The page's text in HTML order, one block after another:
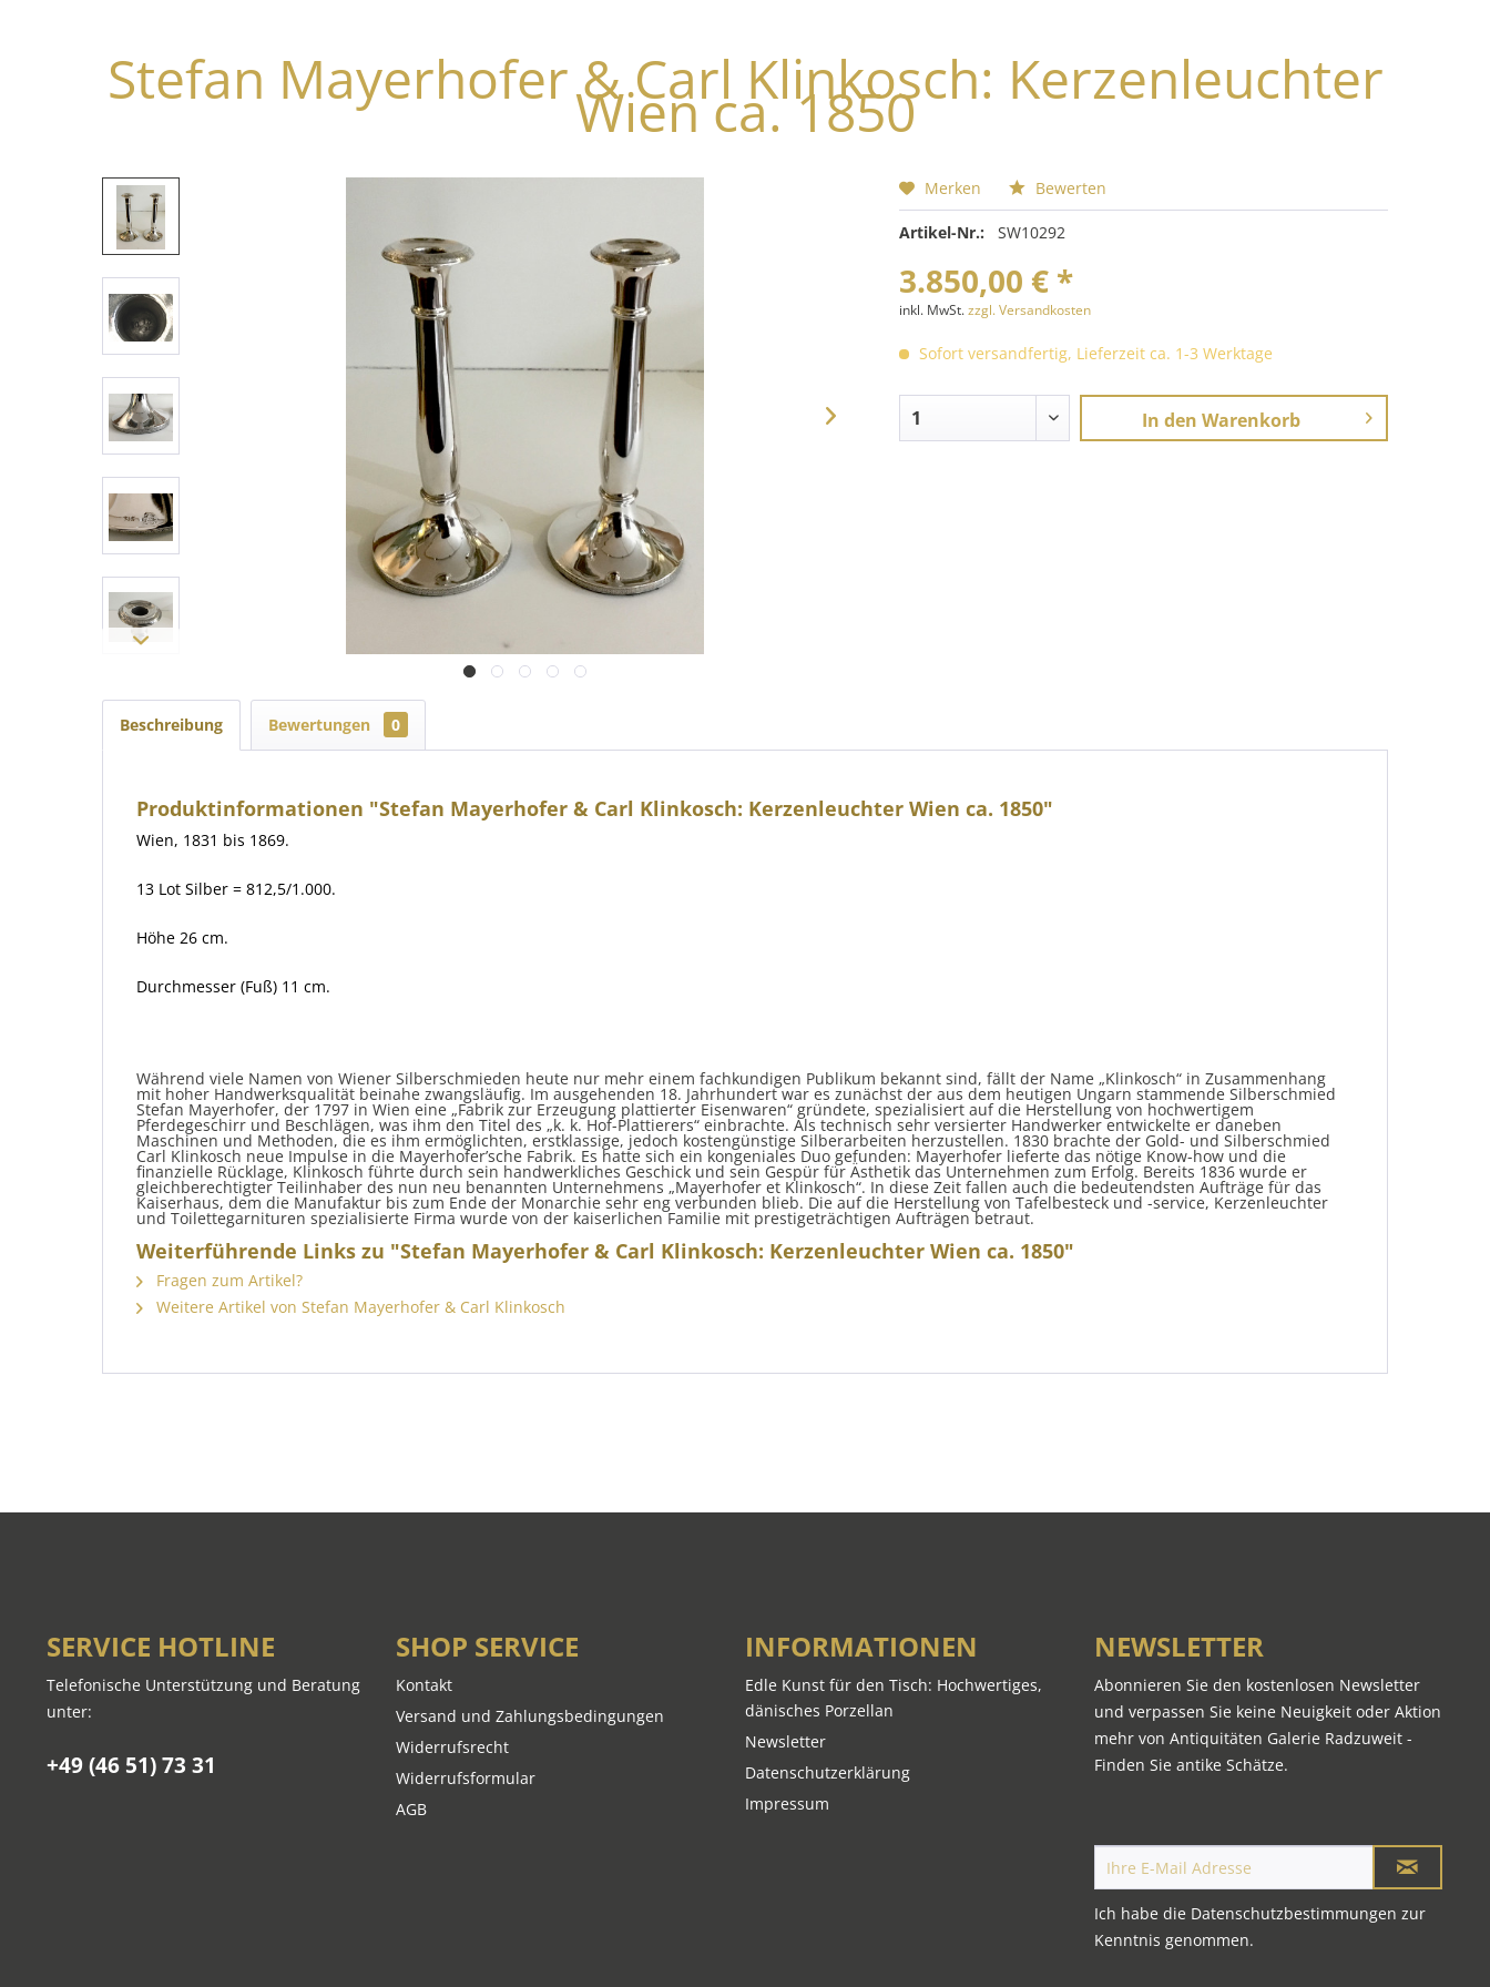
Stefan Mayerhofer & Carl Klinkosch: Kerzenleuchter
Wien ca. 1850
Merken Bewerten
Artikel-Nr.: SW10292
3.850,00 € *
inkl. MwSt.zzgl. Versandkosten
Sofort versandfertig, Lieferzeit ca. 1-3 Werktage
In den Warenkorb
Beschreibung Bewertungen 0
Produktinformationen "Stefan Mayerhofer & Carl Klinkosch: Kerzenleuchter Wien ca. 1850"
Wien, 1831 bis 1869.
13 Lot Silber = 812,5/1.000.
Höhe 26 cm.
Durchmesser (Fuß) 1 1 cm.
Während viele Namen von Wiener Silberschmieden heute nur mehr einem fachkundigen Publikum bekannt sind, fällt der Name „Klinkosch“ in Zusammenhang
mit hoher Handwerksqualität beinahe zwangsläufig. Im ausgehenden 18. Jahrhundert war es zunächst der aus dem heutigen Ungarn stammende Silberschmied
Stefan Mayerhofer, der 1797 in Wien eine „Fabrik zur Erzeugung plattierter Eisenwaren“ gründete, spezialisiert auf die Herstellung von hochwertigem
Pferdegeschirr und Beschlägen, was ihm den Titel des „k. k. Hof-Plattierers“ einbrachte. Als technisch sehr versierter Handwerker entwickelte er daneben
Maschinen und Methoden, die es ihm ermöglichten, erstklassige, jedoch kostengünstige Silberarbeiten herzustellen. 1830 brachte der Gold- und Silberschmied
Carl Klinkosch neue Impulse in die Mayerhofer’sche Fabrik. Es hatte sich ein kongeniales Duo gefunden: Mayerhofer lieferte das nötige Know-how und die
finanzielle Rücklage, Klinkosch führte durch sein handwerkliches Geschick und sein Gespür für Ästhetik das Unternehmen zum Erfolg. Bereits 1836 wurde er
gleichberechtigter Teilinhaber des nun neu benannten Unternehmens „Mayerhofer et Klinkosch“. In diese Zeit fallen auch die bedeutendsten Aufträge für das
Kaiserhaus, dem die Manufaktur bis zum Ende der Monarchie sehr eng verbunden blieb. Die auf die Herstellung von Tafelbesteck und -service, Kerzenleuchter
und Toilettegarnituren spezialisierte Firma wurde von der kaiserlichen Familie mit prestigeträchtigen Aufträgen betraut.
Weiterführende Links zu "Stefan Mayerhofer & Carl Klinkosch: Kerzenleuchter Wien ca. 1850"
Fragen zum Artikel?
Weitere Artikel von Stefan Mayerhofer & Carl Klinkosch
SERVICE HOTLINE
Telefonische Unterstützung und Beratung
unter:
+49 (46 51) 73 31
SHOP SERVICE
Kontakt
Versand und Zahlungsbedingungen
Widerrufsrecht
Widerrufsformular
AGB
INFORMATIONEN
Edle Kunst für den Tisch: Hochwertiges,
dänisches Porzellan
Newsletter
Datenschutzerklärung
Impressum
NEWSLETTER
Abonnieren Sie den kostenlosen Newsletter
und verpassen Sie keine Neuigkeit oder Aktion
mehr von Antiquitäten Galerie Radzuweit -
Finden Sie antike Schätze.
Ich habe die Datenschutzbestimmungen zur
Kenntnis genommen.